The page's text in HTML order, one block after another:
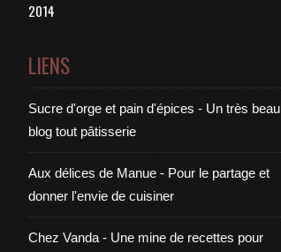
2014
LIENS
Sucre d'orge et pain d'épices - Un très beau
blog tout pâtisserie
Aux délices de Manue - Pour le partage et
donner l'envie de cuisiner
Chez Vanda - Une mine de recettes pour